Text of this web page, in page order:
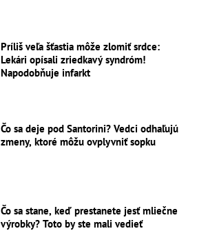
Príliš veľa šťastia môže zlomiť srdce:
Lekári opísali zriedkavý syndróm!
Napodobňuje infarkt
Čo sa deje pod Santorini? Vedci odhaľujú
zmeny, ktoré môžu ovplyvniť sopku
Čo sa stane, keď prestanete jesť mliečne
výrobky? Toto by ste mali vedieť